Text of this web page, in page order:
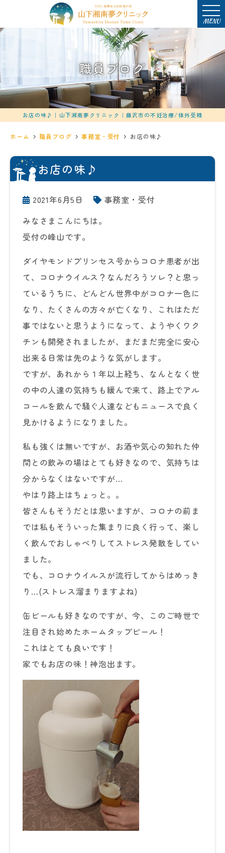
MENU
職員ブログ
お店の味♪｜山下湘南夢クリニック｜藤沢市の不妊治療/体外受精
ホーム 職員ブログ 事務室・受付 お店の味♪
お店の味♪
2021年6月5日
事務室・受付
みなさまこんにちは。
受付の峰山です。
ダイヤモンドプリンセス号からコロナ患者が出
て、コロナウイルス？なんだろうソレ？と思っ
ているうちに、どんどん世界中がコロナ一色に
なり、たくさんの方々が亡くなり、これはただ
事ではないと思うようになって、ようやくワク
チンも開発されましたが、まだまだ完全に安心
出来る日常は先のような気がします。
ですが、あれから１年以上経ち、なんとなく世
の中の人達の気持ちも緩んで来て、路上でアル
コールを飲んで騒ぐ人達などもニュースで良く
見かけるようになりました。
私も強くは無いですが、お酒や気心の知れた仲
間との飲みの場はとても好きなので、気持ちは
分からなくはないですが…
やはり路上はちょっと。。
皆さんもそうだとは思いますが、コロナの前ま
では私もそういった集まりに良く行って、楽し
く飲んでおしゃべりしてストレス発散をしてい
ました。
でも、コロナウイルスが流行してからはめっき
り…(ストレス溜まりますよね)
缶ビールも好きなのですが、今、このご時世で
注目され始めたホームタップビール！
これはとても良いです！
家でもお店の味！神泡出ます。